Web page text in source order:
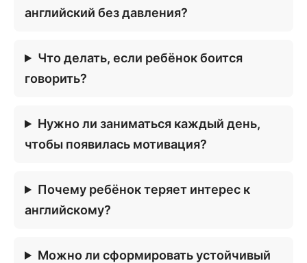
английский без давления?
Что делать, если ребёнок боится
говорить?
Нужно ли заниматься каждый день,
чтобы появилась мотивация?
Почему ребёнок теряет интерес к
английскому?
Можно ли сформировать устойчивый